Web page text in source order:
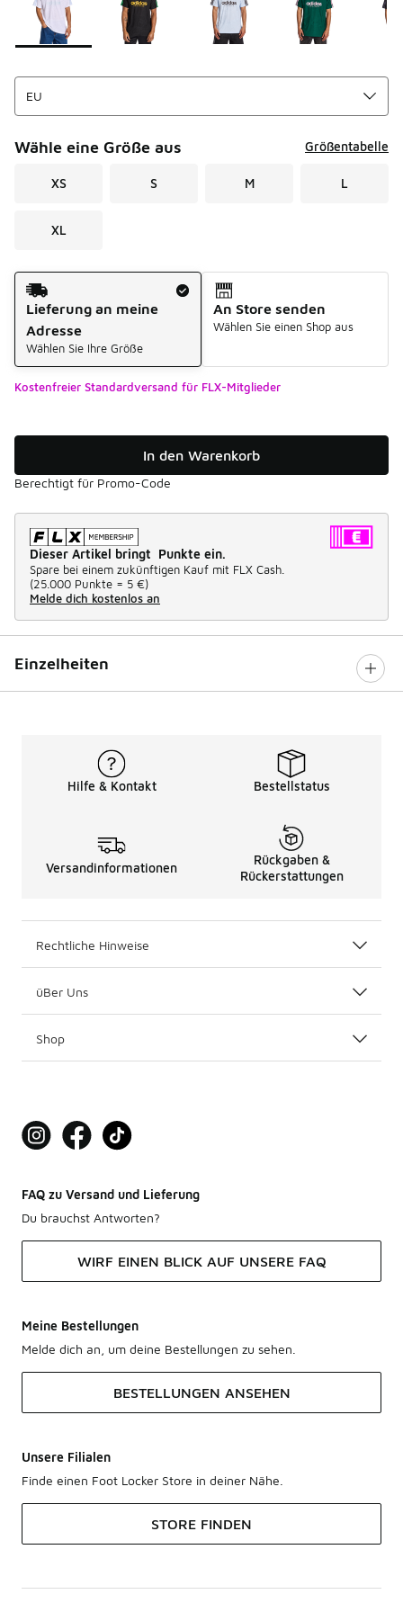
Wähle eine Größe aus Größentabelle
XS S M L
XL
Versandart
Lieferung an meine
Adresse
Wählen Sie Ihre Größe
An Store senden
Wählen Sie einen Shop aus
Kostenfreier Standardversand für FLX-Mitglieder
In den Warenkorb
Berechtigt für Promo-Code
Dieser Artikel bringt Punkte ein.
Spare bei einem zukünftigen Kauf mit FLX Cash.
(25.000 Punkte = 5 €)
Melde dich kostenlos an
Einzelheiten
Hilfe & Kontakt Bestellstatus
Versandinformationen
Rückgaben &
Rückerstattungen
Rechtliche Hinweise
üBer Uns
Shop
FAQ zu Versand und Lieferung
Du brauchst Antworten?
WIRF EINEN BLICK AUF UNSERE FAQ
Meine Bestellungen
Melde dich an, um deine Bestellungen zu sehen.
BESTELLUNGEN ANSEHEN
Unsere Filialen
Finde einen Foot Locker Store in deiner Nähe.
STORE FINDEN